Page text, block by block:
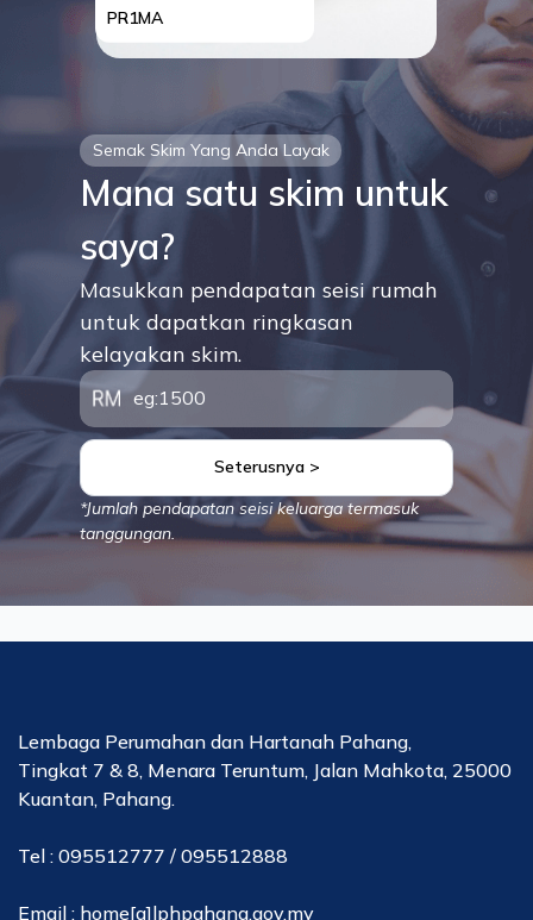
Semak Skim Yang Anda Layak
Mana satu skim untuk
saya?
Masukkan pendapatan seisi rumah
untuk dapatkan ringkasan
kelayakan skim.
Seterusnya >
*Jumlah pendapatan seisi keluarga termasuk
tanggungan.
PR1MA
Lembaga Perumahan dan Hartanah Pahang,
Tingkat 7 & 8, Menara Teruntum, Jalan Mahkota, 25000
Kuantan, Pahang.
Tel : 095512777 / 095512888
Email : home[a]lphpahang.gov.my